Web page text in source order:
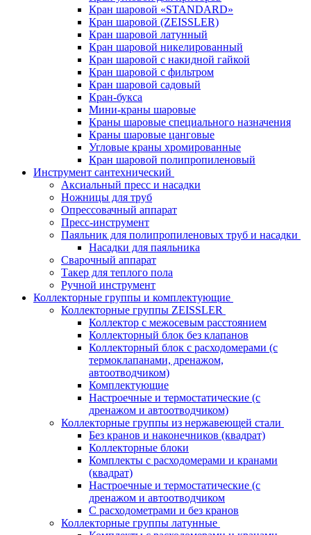
Кран шаровой «STANDARD»
Кран шаровой (ZEISSLER)
Кран шаровой латунный
Кран шаровой никелированный
Кран шаровой с накидной гайкой
Кран шаровой с фильтром
Кран шаровой садовый
Кран-букса
Мини-краны шаровые
Краны шаровые специального назначения
Краны шаровые цанговые
Угловые краны хромированные
Кран шаровой полипропиленовый
Инструмент сантехнический
Аксиальный пресс и насадки
Ножницы для труб
Опрессовачный аппарат
Пресс-инструмент
Паяльник для полипропиленовых труб и насадки
Насадки для паяльника
Сварочный аппарат
Такер для теплого пола
Ручной инструмент
Коллекторные группы и комплектующие
Коллекторные группы ZEISSLER
Коллектор с межосевым расстоянием
Коллекторный блок без клапанов
Коллекторный блок с расходомерами (с
термоклапанами, дренажом,
автоотводчиком)
Комплектующие
Настроечные и термостатические (с
дренажом и автоотводчиком)
Коллекторные группы из нержавеющей стали
Без кранов и наконечников (квадрат)
Коллекторные блоки
Комплекты с расходомерами и кранами
(квадрат)
Настроечные и термостатические (с
дренажом и автоотводчиком
С расходометрами и без кранов
Коллекторные группы латунные